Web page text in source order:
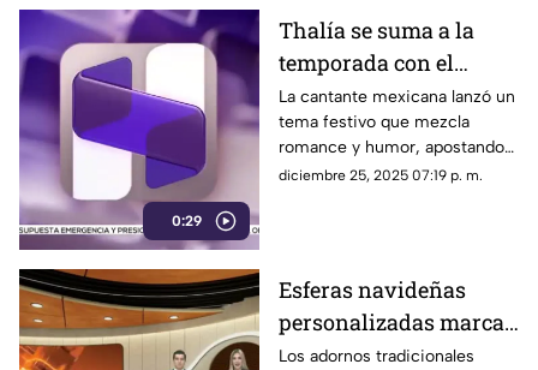
0:29
Thalía se suma a la
temporada con el
estreno de su nueva
canción navideña
La cantante mexicana lanzó un
tema festivo que mezcla
romance y humor, apostando
por un sonido fresco para
diciembre 25, 2025 07:19 p. m.
Esferas navideñas
personalizadas marcan
tendencia en
Los adornos tradicionales